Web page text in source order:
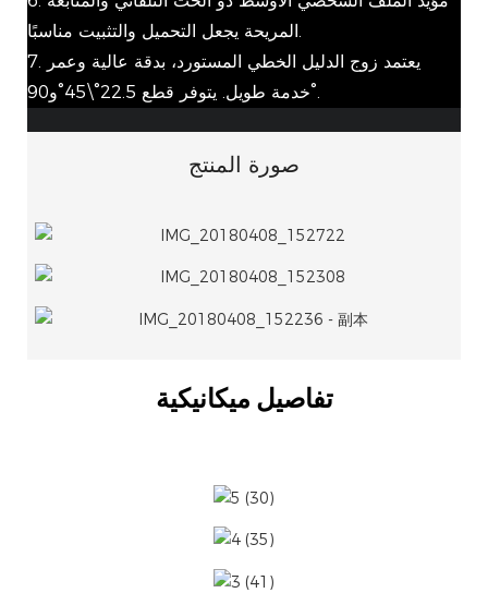
المريحة يجعل التحميل والتثبيت مناسبًا.
7. يعتمد زوج الدليل الخطي المستورد، بدقة عالية وعمر
خدمة طويل. يتوفر قطع 22.5°\45°و90°.
صورة المنتج
تفاصيل ميكانيكية